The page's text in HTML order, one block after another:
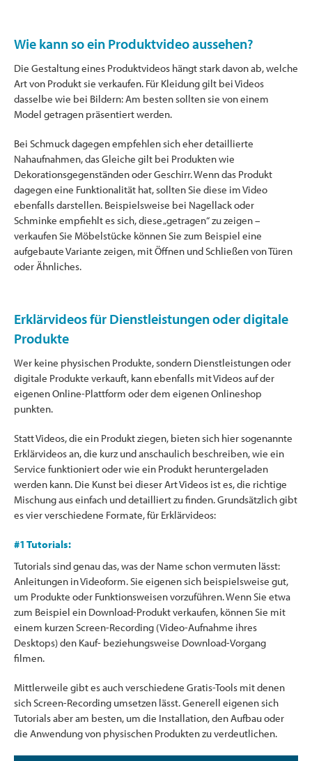
Wie kann so ein Produktvideo aussehen?
Die Gestaltung eines Produktvideos hängt stark davon ab, welche
Art von Produkt sie verkaufen. Für Kleidung gilt bei Videos
dasselbe wie bei Bildern: Am besten sollten sie von einem
Model getragen präsentiert werden.
Bei Schmuck dagegen empfehlen sich eher detaillierte
Nahaufnahmen, das Gleiche gilt bei Produkten wie
Dekorationsgegenständen oder Geschirr. Wenn das Produkt
dagegen eine Funktionalität hat, sollten Sie diese im Video
ebenfalls darstellen. Beispielsweise bei Nagellack oder
Schminke empfiehlt es sich, diese „getragen“ zu zeigen –
verkaufen Sie Möbelstücke können Sie zum Beispiel eine
aufgebaute Variante zeigen, mit Öffnen und Schließen von Türen
oder Ähnliches.
Erklärvideos für Dienstleistungen oder digitale
Produkte
Wer keine physischen Produkte, sondern Dienstleistungen oder
digitale Produkte verkauft, kann ebenfalls mit Videos auf der
eigenen Online-Plattform oder dem eigenen Onlineshop
punkten.
Statt Videos, die ein Produkt ziegen, bieten sich hier sogenannte
Erklärvideos an, die kurz und anschaulich beschreiben, wie ein
Service funktioniert oder wie ein Produkt heruntergeladen
werden kann. Die Kunst bei dieser Art Videos ist es, die richtige
Mischung aus einfach und detailliert zu finden. Grundsätzlich gibt
es vier verschiedene Formate, für Erklärvideos:
#1 Tutorials:
Tutorials sind genau das, was der Name schon vermuten lässt:
Anleitungen in Videoform. Sie eigenen sich beispielsweise gut,
um Produkte oder Funktionsweisen vorzuführen. Wenn Sie etwa
zum Beispiel ein Download-Produkt verkaufen, können Sie mit
einem kurzen Screen-Recording (Video-Aufnahme ihres
Desktops) den Kauf- beziehungsweise Download-Vorgang
filmen.
Mittlerweile gibt es auch verschiedene Gratis-Tools mit denen
sich Screen-Recording umsetzen lässt. Generell eigenen sich
Tutorials aber am besten, um die Installation, den Aufbau oder
die Anwendung von physischen Produkten zu verdeutlichen.